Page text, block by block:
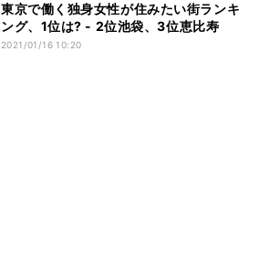
東京で働く独身女性が住みたい街ランキ
ング、1位は? - 2位池袋、3位恵比寿
2021/01/16 10:20